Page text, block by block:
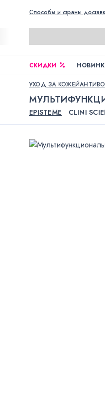
Способы и страны
СКИДКИ
УХОД ЗА КОЖЕЙ
EPISTEME CLINI